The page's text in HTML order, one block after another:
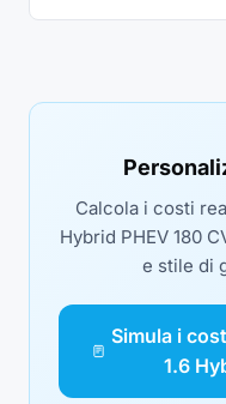
Calcola i costi
Hybrid PHEV 180
e stile di
Simula i
1.6